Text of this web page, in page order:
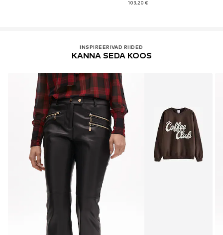
103,20 €
INSPIREERIVAD RIIDED
KANNA SEDA KOOS